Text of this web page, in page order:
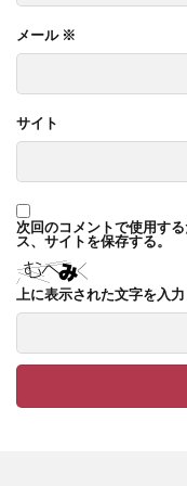
メール ※
サイト
次回のコメントで使用す
ス、サイトを保存する。
上に表示された文字を入力
OnlyOne 金彩水鉢
TM9
YKK
YKK エクステリ
YKK エクステリ
YKK エフルージ